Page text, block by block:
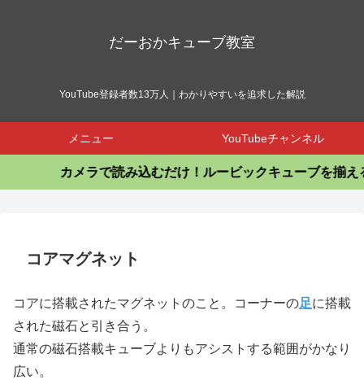
だーおかキューブ教室
YouTube登録者数13万人｜わかりやすいを追求した解説
メニュー YouTubeチャンネル
カメラで読み込むだけ！ルービックキューブを揃える
コアマグネット
コアに搭載されたマグネットのこと。コーナーの足に搭載
された磁石と引き合う。
通常の磁石搭載キューブよりもアシストする範囲がかなり
広い。